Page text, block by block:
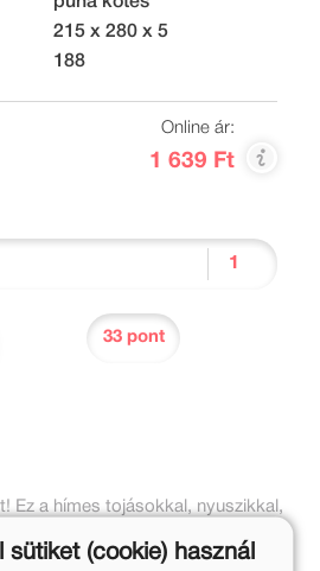
215 x 280 x 5
188
Online ár:
1 639 Ft
33 pont
Ez a hímes tojásokkal, nyuszikkal,
kosárkákkal teli mókás
szórakozást nyújt a kis
sütiket (cookie) használ